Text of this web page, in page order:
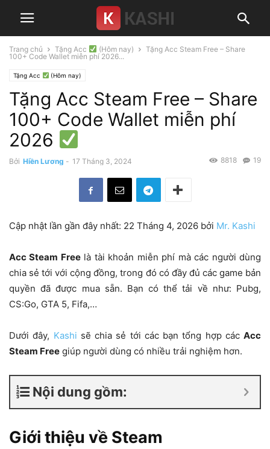
Trang chủ Tặng Acc (Hôm nay)
Tặng Acc Steam Free – Share
100+ Code Wallet miễn phí 2026...
Tặng Acc (Hôm nay)
Tặng Acc Steam Free – Share
100+ Code Wallet miễn phí
2026
Bởi Hiền Lương - 17 Tháng 3, 2024 19
8818
Cập nhật lần gần đây nhất: 22 Tháng 4, 2026 bởi Mr. Kashi
Acc Steam Freelà tài khoản miễn phí mà các người dùng
chia sẻ tới với cộng đồng, trong đó có đầy đủ các game bản
quyền đã được mua sẵn. Bạn có thể tải về như: Pubg,
CS:Go, GTA 5, Fifa,…
Dưới đây, Kashi sẽ chia sẻ tới các bạn tổng hợp các Acc
Steam Free giúp người dùng có nhiều trải nghiệm hơn.
Nội dung gồm:
Giới thiệu về Steam